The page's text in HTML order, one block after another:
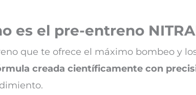
es el pre-entreno
que te ofrece el máximo bombeo y
creada científicamente con